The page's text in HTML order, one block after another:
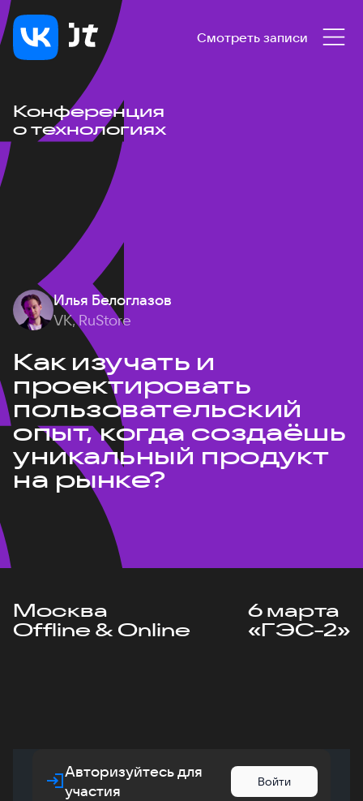
Смотреть записи
Конференция
о технологиях
Илья Белоглазов
VK, RuStore
Как изучать и
проектировать
пользовательский
опыт, когда создаёшь
уникальный продукт
на рынке?
Москва
Offline & Online
6 марта
«ГЭС-2»
Авторизуйтесь для
участия
Войти